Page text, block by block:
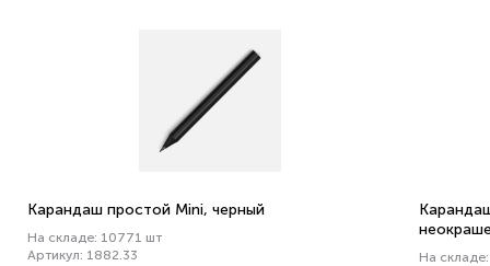
Карандаш простой Mini, черный
На складе: 10771 шт
Артикул: 1882.33
На